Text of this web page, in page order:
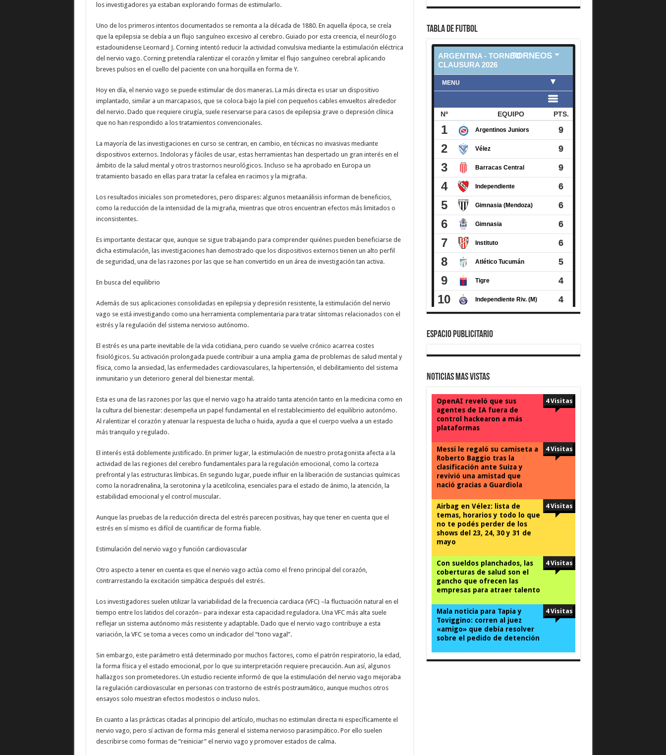
los investigadores ya estaban explorando formas de estimularlo.
Uno de los primeros intentos documentados se remonta a la década de 1880. En aquella época, se creía
que la epilepsia se debía a un flujo sanguíneo excesivo al cerebro. Guiado por esta creencia, el neurólogo
estadounidense Leornard J. Corning intentó reducir la actividad convulsiva mediante la estimulación eléctrica
del nervio vago. Corning pretendía ralentizar el corazón y limitar el flujo sanguíneo cerebral aplicando
breves pulsos en el cuello del paciente con una horquilla en forma de Y.
Hoy en día, el nervio vago se puede estimular de dos maneras. La más directa es usar un dispositivo
implantado, similar a un marcapasos, que se coloca bajo la piel con pequeños cables envueltos alrededor
del nervio. Dado que requiere cirugía, suele reservarse para casos de epilepsia grave o depresión clínica
que no han respondido a los tratamientos convencionales.
La mayoría de las investigaciones en curso se centran, en cambio, en técnicas no invasivas mediante
dispositivos externos. Indoloras y fáciles de usar, estas herramientas han despertado un gran interés en el
ámbito de la salud mental y otros trastornos neurológicos. Incluso se ha aprobado en Europa un
tratamiento basado en ellas para tratar la cefalea en racimos y la migraña.
Los resultados iniciales son prometedores, pero dispares: algunos metaanálisis informan de beneficios,
como la reducción de la intensidad de la migraña, mientras que otros encuentran efectos más limitados o
inconsistentes.
Es importante destacar que, aunque se sigue trabajando para comprender quiénes pueden beneficiarse de
dicha estimulación, las investigaciones han demostrado que los dispositivos externos tienen un alto perfil
de seguridad, una de las razones por las que se han convertido en un área de investigación tan activa.
En busca del equilibrio
Además de sus aplicaciones consolidadas en epilepsia y depresión resistente, la estimulación del nervio
vago se está investigando como una herramienta complementaria para tratar síntomas relacionados con el
estrés y la regulación del sistema nervioso autónomo.
El estrés es una parte inevitable de la vida cotidiana, pero cuando se vuelve crónico acarrea costes
fisiológicos. Su activación prolongada puede contribuir a una amplia gama de problemas de salud mental y
física, como la ansiedad, las enfermedades cardiovasculares, la hipertensión, el debilitamiento del sistema
inmunitario y un deterioro general del bienestar mental.
Esta es una de las razones por las que el nervio vago ha atraído tanta atención tanto en la medicina como en
la cultura del bienestar: desempeña un papel fundamental en el restablecimiento del equilibrio autonómo.
Al ralentizar el corazón y atenuar la respuesta de lucha o huida, ayuda a que el cuerpo vuelva a un estado
más tranquilo y regulado.
El interés está doblemente justificado. En primer lugar, la estimulación de nuestro protagonista afecta a la
actividad de las regiones del cerebro fundamentales para la regulación emocional, como la corteza
prefrontal y las estructuras límbicas. En segundo lugar, puede influir en la liberación de sustancias químicas
como la noradrenalina, la serotonina y la acetilcolina, esenciales para el estado de ánimo, la atención, la
estabilidad emocional y el control muscular.
Aunque las pruebas de la reducción directa del estrés parecen positivas, hay que tener en cuenta que el
estrés en sí mismo es difícil de cuantificar de forma fiable.
Estimulación del nervio vago y función cardiovascular
Otro aspecto a tener en cuenta es que el nervio vago actúa como el freno principal del corazón,
contrarrestando la excitación simpática después del estrés.
Los investigadores suelen utilizar la variabilidad de la frecuencia cardiaca (VFC) –la fluctuación natural en el
tiempo entre los latidos del corazón– para indexar esta capacidad reguladora. Una VFC más alta suele
reflejar un sistema autónomo más resistente y adaptable. Dado que el nervio vago contribuye a esta
variación, la VFC se toma a veces como un indicador del “tono vagal”.
Sin embargo, este parámetro está determinado por muchos factores, como el patrón respiratorio, la edad,
la forma física y el estado emocional, por lo que su interpretación requiere precaución. Aun así, algunos
hallazgos son prometedores. Un estudio reciente informó de que la estimulación del nervio vago mejoraba
la regulación cardiovascular en personas con trastorno de estrés postraumático, aunque muchos otros
ensayos solo muestran efectos modestos o incluso nulos.
En cuanto a las prácticas citadas al principio del artículo, muchas no estimulan directa ni específicamente el
nervio vago, pero sí activan de forma más general el sistema nervioso parasimpático. Por ello suelen
describirse como formas de “reiniciar” el nervio vago y promover estados de calma.
TABLA DE FUTBOL
ESPACIO PUBLICITARIO
Noticias Mas Vistas
OpenAI reveló que sus
agentes de IA fuera de
control hackearon a más
plataformas
4 Visitas
Messi le regaló su camiseta a
Roberto Baggio tras la
clasificación ante Suiza y
revivió una amistad que
nació gracias a Guardiola
4 Visitas
Airbag en Vélez: lista de
temas, horarios y todo lo que
no te podés perder de los
shows del 23, 24, 30 y 31 de
mayo
4 Visitas
Con sueldos planchados, las
coberturas de salud son el
gancho que ofrecen las
empresas para atraer talento
4 Visitas
Mala noticia para Tapia y
Toviggino: corren al juez
«amigo» que debía resolver
sobre el pedido de detención
4 Visitas